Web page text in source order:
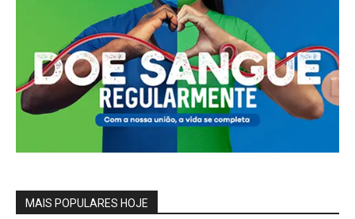
MAIS POPULARES HOJE